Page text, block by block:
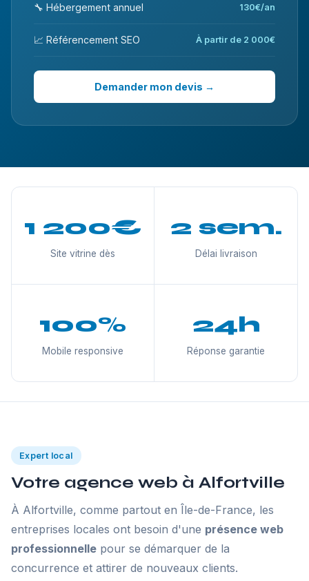
🔧 Hébergement annuel 130€/an
📈 Référencement SEO À partir de 2 000€
Demander mon devis →
1 200€
Site vitrine dès
2 sem.
Délai livraison
100%
Mobile responsive
24h
Réponse garantie
Expert local
Votre agence web à Alfortville
À Alfortville, comme partout en Île-de-France, les
entreprises locales ont besoin d'une présence web
professionnelle pour se démarquer de la
concurrence et attirer de nouveaux clients.